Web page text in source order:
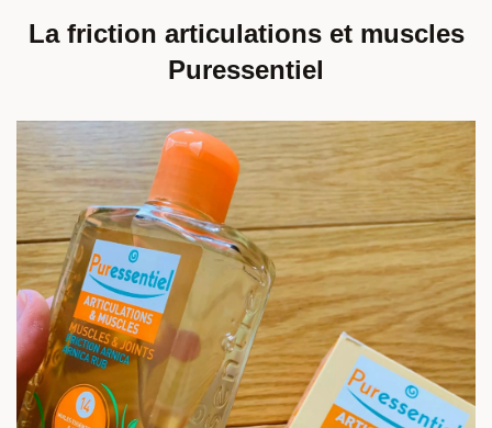
La friction articulations et muscles
Puressentiel